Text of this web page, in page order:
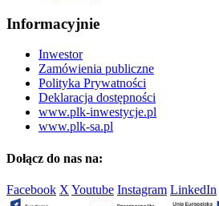
Informacyjnie
Inwestor
Zamówienia publiczne
Polityka Prywatności
Deklaracja dostępności
www.plk-inwestycje.pl
www.plk-sa.pl
Dołącz do nas na:
Facebook X Youtube Instagram LinkedIn